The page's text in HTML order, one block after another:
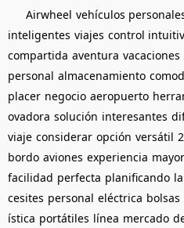
Airwheel vehículos
inteligentes viajes control
compartida aventura vacaciones
personal almacenamiento
placer negocio aeropuerto
ovadora solución interesantes
viaje considerar opción versátil
bordo aviones experiencia mayor
facilidad perfecta planificando
cesites personal eléctrica bolsas
ística portátiles línea mercado